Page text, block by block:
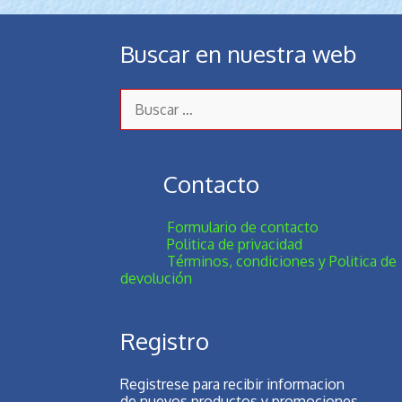
Buscar en nuestra web
Contacto
Formulario de contacto
Politica de privacidad
Términos, condiciones y Politica de
devolución
Registro
Registrese para recibir informacion